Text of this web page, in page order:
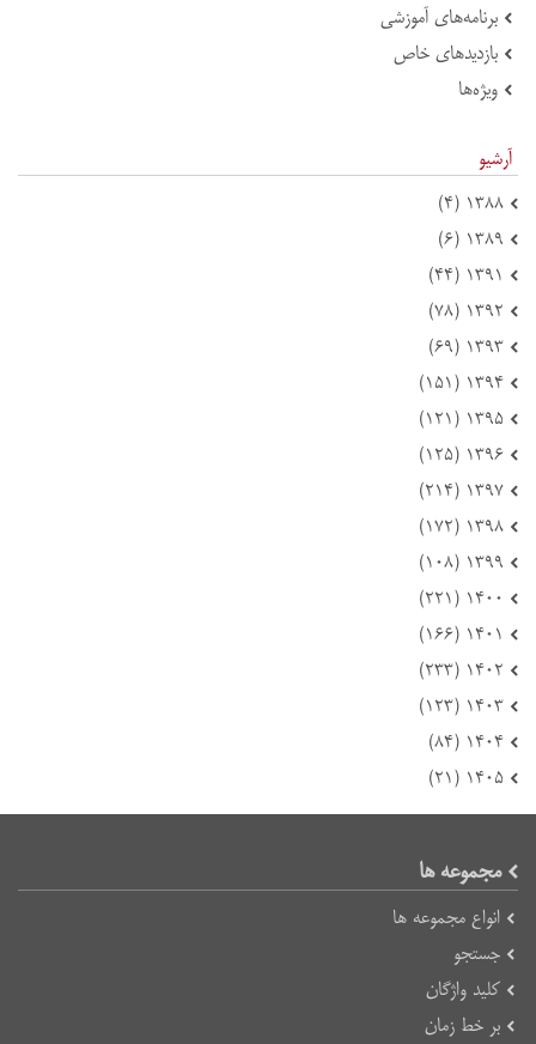
برنامه‌های آموزشی
بازدید‌های خاص
ویژه‌ها
آرشیو
۱۳۸۸ (۴)
۱۳۸۹ (۶)
۱۳۹۱ (۴۴)
۱۳۹۲ (۷۸)
۱۳۹۳ (۶۹)
۱۳۹۴ (۱۵۱)
۱۳۹۵ (۱۲۱)
۱۳۹۶ (۱۲۵)
۱۳۹۷ (۲۱۴)
۱۳۹۸ (۱۷۲)
۱۳۹۹ (۱۰۸)
۱۴۰۰ (۲۲۱)
۱۴۰۱ (۱۶۶)
۱۴۰۲ (۲۳۳)
۱۴۰۳ (۱۲۳)
۱۴۰۴ (۸۴)
۱۴۰۵ (۲۱)
مجموعه ها
انواع مجموعه ها
جستجو
کلید واژگان
بر خط زمان